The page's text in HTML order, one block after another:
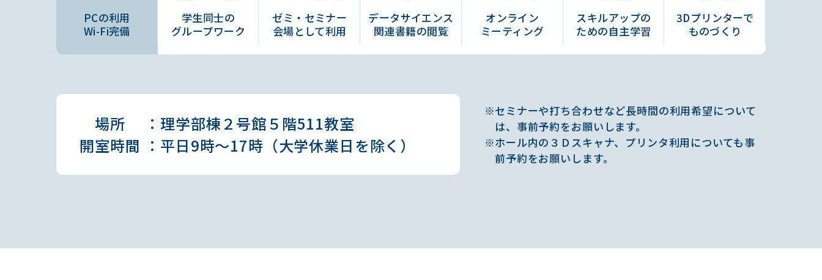
PCの利用
Wi-Fi完備
学生同士の
グループワーク
ゼミ・セミナー
会場として利用
データサイエンス
関連書籍の閲覧
オンライン
ミーティング
スキルアップの
ための自主学習
3Dプリンターで
ものづくり
場所
理学部棟２号館５階511教室
開室時間
平日9時〜17時 （大学休業日を除く）
セミナーや打ち合わせなど長時間の利用希望について
は、事前予約をお願いします。
ホール内の３Ｄスキャナ、プリンタ利用についても事
前予約をお願いします。